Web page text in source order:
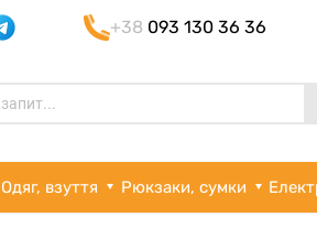
+38 093 130 36 36
Одяг, взуття Рюкзаки, сумки